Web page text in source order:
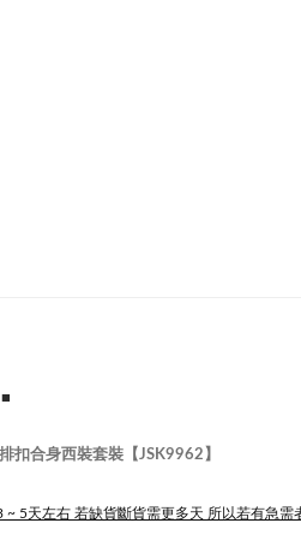
■
扣合身西裝套裝【JSK9962】
~ 5天左右 若缺貨斷貨需更多天 所以若有急需